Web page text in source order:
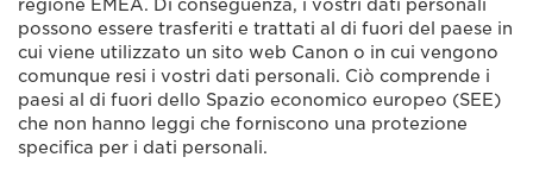
regione EMEA. Di conseguenza, i vostri dati personali
possono essere trasferiti e trattati al di fuori del paese in
cui viene utilizzato un sito web Canon o in cui vengono
comunque resi i vostri dati personali. Ciò comprende i
paesi al di fuori dello Spazio economico europeo (SEE)
che non hanno leggi che forniscono una protezione
specifica per i dati personali.